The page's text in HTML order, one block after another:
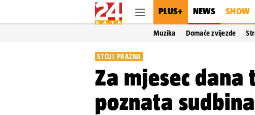
PLUS+ NEWS SHOW
Muzika Domaće zvijezde
STOJI PRAZNA
Za mjesec
poznata